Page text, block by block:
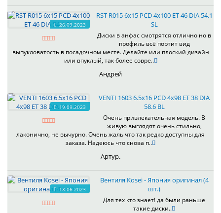
26.09.2023
RST R015 6x15 PCD 4x100 ET 46 DIA 54.1
SL
Диски в анфас смотрятся отлично но в
профиль всё портит вид
выпукловатость в посадочном месте. Делайте или плоский дизайн
или впуклый, так более совре..
Андрей
19.09.2023
VENTI 1603 6.5x16 PCD 4x98 ET 38 DIA
58.6 BL
Очень привлекательная модель. В
живую выглядят очень стильно,
лаконично, не вычурно. Очень жаль что так редко доступны для
заказа. Надеюсь что снова п..
Артур.
18.06.2023
Вентиля Kosei - Япония оригинал (4
шт.)
Для тех кто знает! да были раньше
такие диски..